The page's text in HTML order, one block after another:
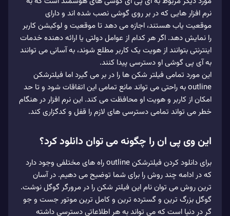
نرم افزار هایی که در بر روی گوشی نصب شده اند و دارای
موقعیت یاب هستند، اجازه می دهد تا موقعیت و لوکیشن کاربر
را نمایش دهد. اگر هر کدام از عوامل دولتی یا ارائه دهنده خدمات
اینترنتی بتوانند از هویت یک کاربر مطلع شوند، به آسانی می توانند
به آی پی گوشی او دسترسی پیدا کنند.
این مورد تمامی فیلتر شکن ها را در بر می گیرد اما فیلترشکن
outline به راحتی می تواند مانع تمامی این اتفاقات شود و تا حد
امکان از کاربر و هویت او محافظت می کند. این نرم افزار در هنگام
خطر می تواند تمامی دسترسی های لازم را قفل و کدگزاری کند.
این وی پی ان را چگونه می توان دانلود کرد؟
برای دانلود کردن فیلترشکن outline راه های مختلفی وجود دارد
که در ادامه چند روش را برای شما توضیح می دهیم. در آسان
ترین روش می توان نام این فیلتر شکن را در مرورگر گوگل نوشت.
گوگل بزرگ ترین و گسترده ترین و کامل ترین موتور جست و جو
گر در دنیا است که می تواند به هر اطلاعاتی دسترسی داشته